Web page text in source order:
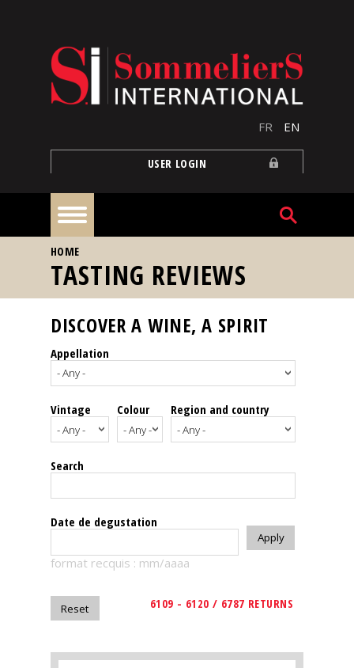
FR EN
USER LOGIN
Home
Our
events
Spirits
Tasting
reviews
The
magazine
Magazine
YOU ARE HERE
HOME
TASTING REVIEWS
DISCOVER A WINE, A SPIRIT
Appellation
Vintage Colour Region and country
Search
Date de degustation
format recquis : mm/aaaa
6109 - 6120 / 6787 RETURNS